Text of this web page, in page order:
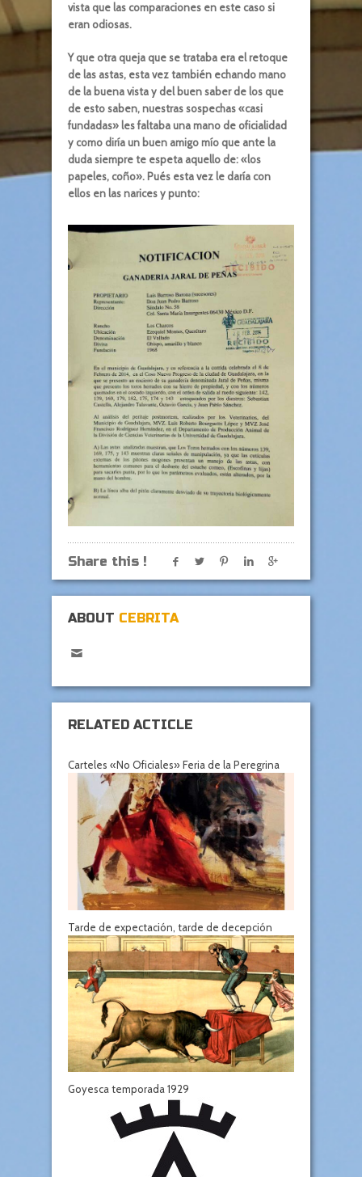
vista que las comparaciones en este caso si
eran odiosas.
Y que otra queja que se trataba era el retoque
de las astas, esta vez también echando mano
de la buena vista y del buen saber de los que
de esto saben, nuestras sospechas «casi
fundadas» les faltaba una mano de oficialidad
y como diría un buen amigo mío que ante la
duda siempre te espeta aquello de: «los
papeles, coño». Pués esta vez le daría con
ellos en las narices y punto:
Share this !
ABOUT CEBRITA
RELATED ACTICLE
Carteles «No Oficiales» Feria de la Peregrina
Tarde de expectación, tarde de decepción
Goyesca temporada 1929